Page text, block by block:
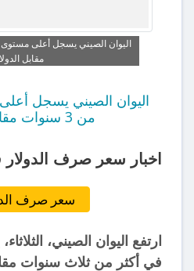
مقابل
اليوان الصيني يسجل
من 3 سنوات مقابل الدولار
اخبار سعر صرف الدولار
سعر صرف
ارتفع اليوان الصيني،
في أكثر من ثلاث سنوات